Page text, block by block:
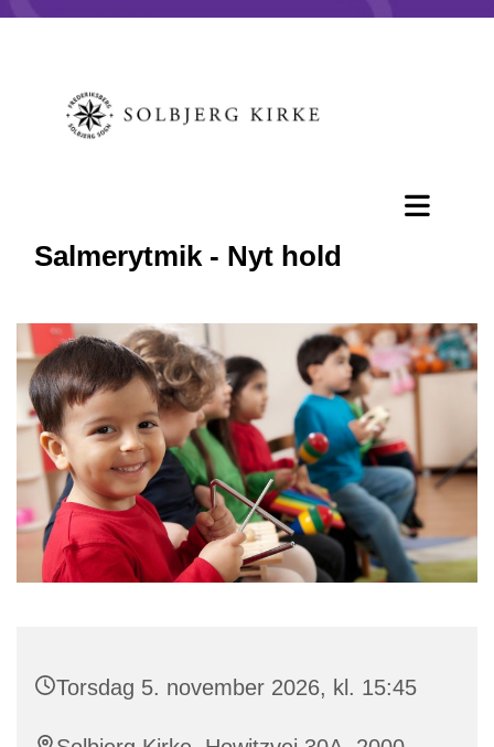
Salmerytmik - Nyt hold
Torsdag 5. november 2026, kl. 15:45